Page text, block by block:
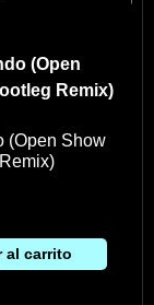
(Open Show
al carrito